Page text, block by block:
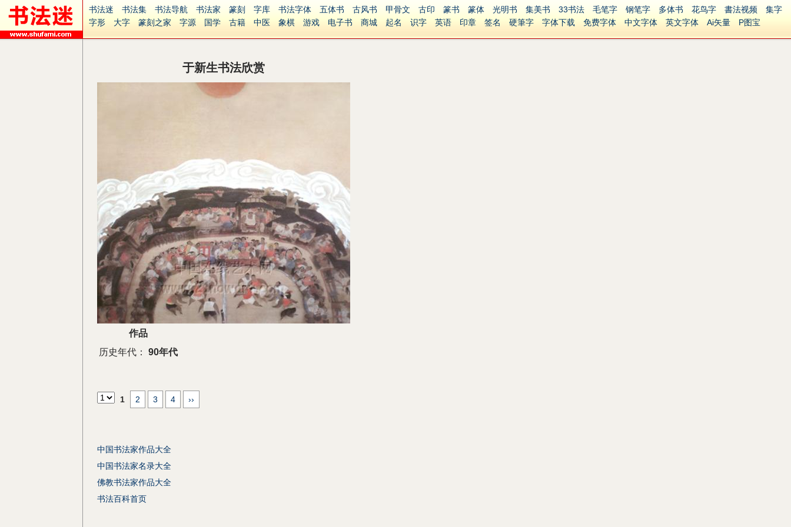
书法迷 书法集 书法导航 书法家 篆刻 字库 书法字体 五体书 古风书 甲骨文 古印 篆书 篆体 光明书 集美书 33书法 毛笔字 钢笔字 多体书 花鸟字 書法视频
集字
字形
大字 篆刻之家 字源 国学 古籍 中医 象棋 游戏 电子书 商城 起名 识字 英语 印章 签名 硬筆字 字体下载 免费字体 中文字体 英文字体 Ai矢量
P图宝
于新生书法欣赏
作品
历史年代：
90年代
1 2 3 4 ››
中国书法家作品大全
中国书法家名录大全
佛教书法家作品大全
书法百科首页